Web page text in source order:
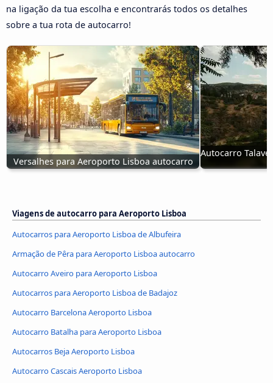
na ligação da tua escolha e encontrarás todos os detalhes
sobre a tua rota de autocarro!
Versalhes para Aeroporto Lisboa autocarro
Autocarro
Viagens de autocarro para Aeroporto Lisboa
Autocarros para Aeroporto Lisboa de Albufeira
Armação de Pêra para Aeroporto Lisboa autocarro
Autocarro Aveiro para Aeroporto Lisboa
Autocarros para Aeroporto Lisboa de Badajoz
Autocarro Barcelona Aeroporto Lisboa
Autocarro Batalha para Aeroporto Lisboa
Autocarros Beja Aeroporto Lisboa
Autocarro Cascais Aeroporto Lisboa